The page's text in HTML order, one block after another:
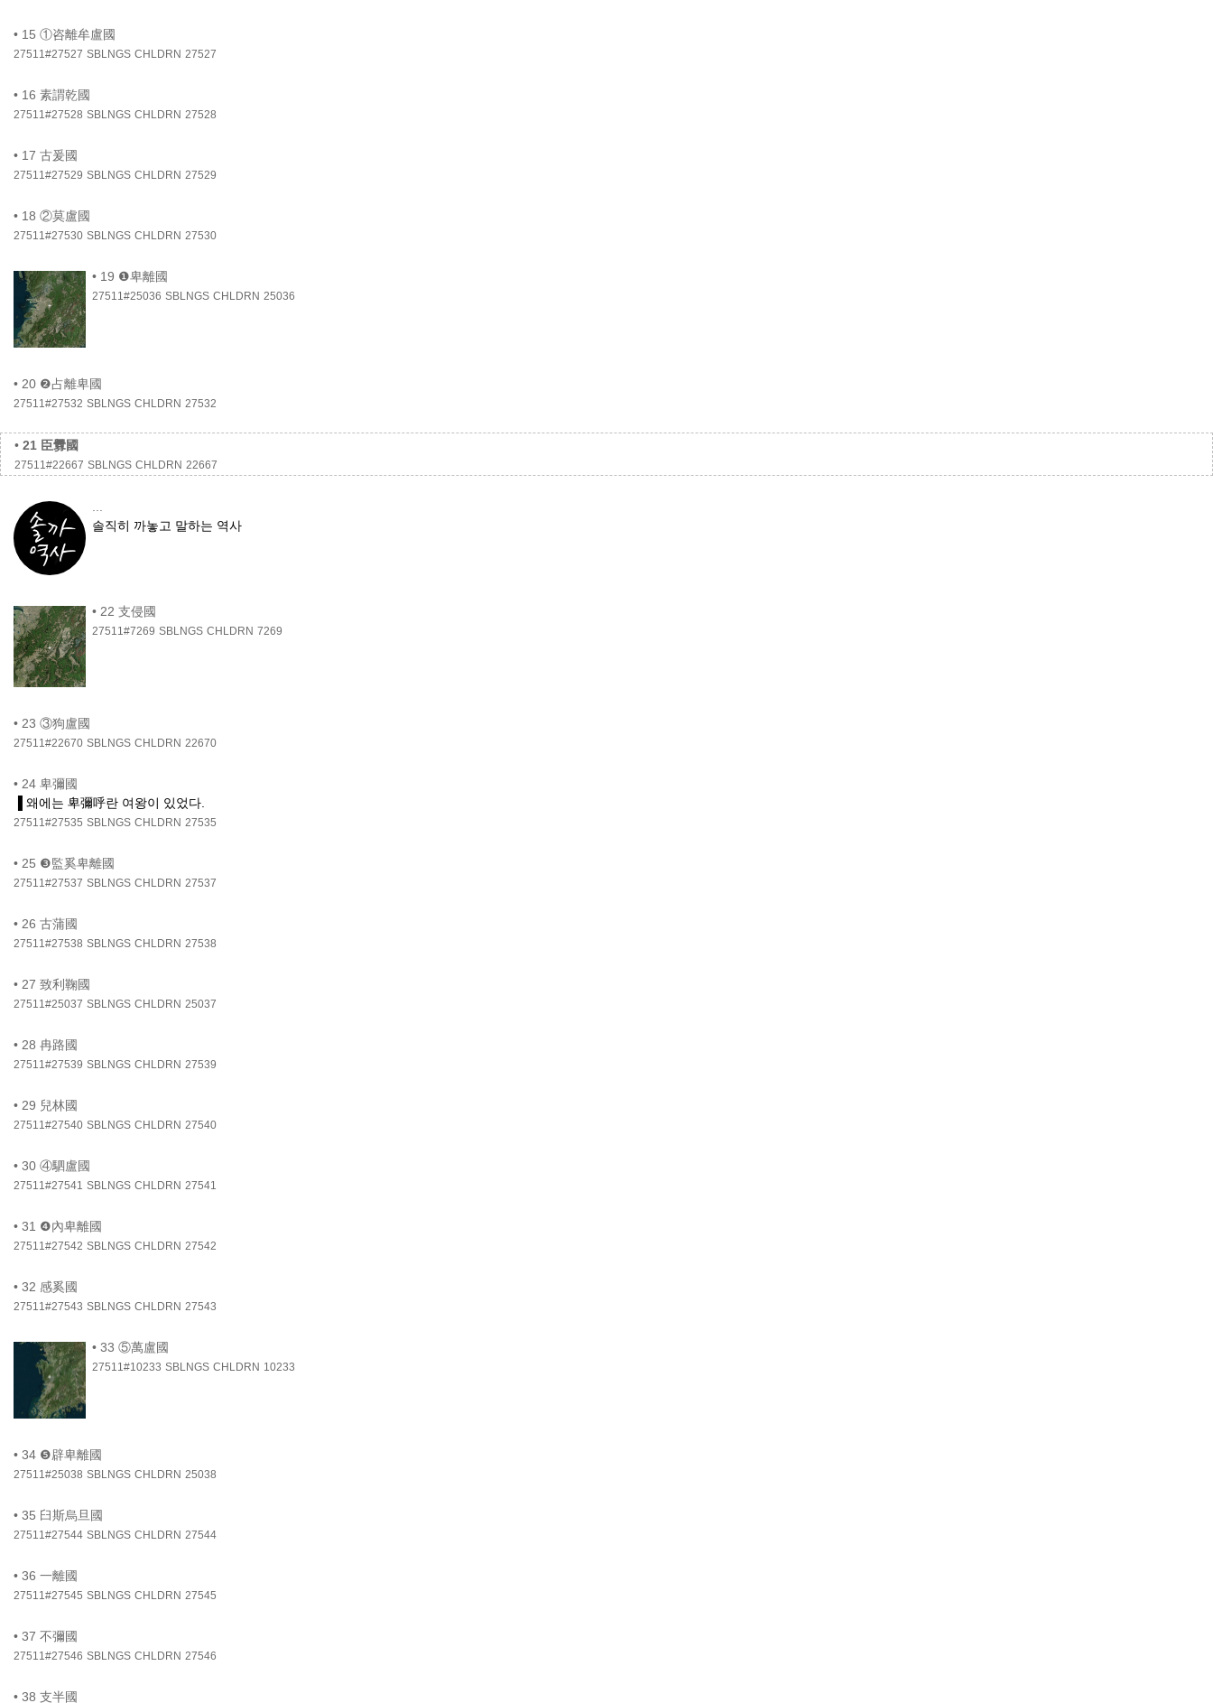
• 15 ①咨離牟盧國
27511#27527 SBLNGS CHLDRN 27527
• 16 素謂乾國
27511#27528 SBLNGS CHLDRN 27528
• 17 古爰國
27511#27529 SBLNGS CHLDRN 27529
• 18 ②莫盧國
27511#27530 SBLNGS CHLDRN 27530
• 19 ❶卑離國
27511#25036 SBLNGS CHLDRN 25036
• 20 ❷占離卑國
27511#27532 SBLNGS CHLDRN 27532
• 21 臣釁國
27511#22667 SBLNGS CHLDRN 22667
솔직히 까놓고 말하는 역사
• 22 支侵國
27511#7269 SBLNGS CHLDRN 7269
• 23 ③狗盧國
27511#22670 SBLNGS CHLDRN 22670
• 24 卑彌國
▐ 왜에는 卑彌呼란 여왕이 있었다.
27511#27535 SBLNGS CHLDRN 27535
• 25 ❸監奚卑離國
27511#27537 SBLNGS CHLDRN 27537
• 26 古蒲國
27511#27538 SBLNGS CHLDRN 27538
• 27 致利鞠國
27511#25037 SBLNGS CHLDRN 25037
• 28 冉路國
27511#27539 SBLNGS CHLDRN 27539
• 29 兒林國
27511#27540 SBLNGS CHLDRN 27540
• 30 ④駟盧國
27511#27541 SBLNGS CHLDRN 27541
• 31 ❹內卑離國
27511#27542 SBLNGS CHLDRN 27542
• 32 感奚國
27511#27543 SBLNGS CHLDRN 27543
• 33 ⑤萬盧國
27511#10233 SBLNGS CHLDRN 10233
• 34 ❺辟卑離國
27511#25038 SBLNGS CHLDRN 25038
• 35 臼斯烏旦國
27511#27544 SBLNGS CHLDRN 27544
• 36 一離國
27511#27545 SBLNGS CHLDRN 27545
• 37 不彌國
27511#27546 SBLNGS CHLDRN 27546
• 38 支半國